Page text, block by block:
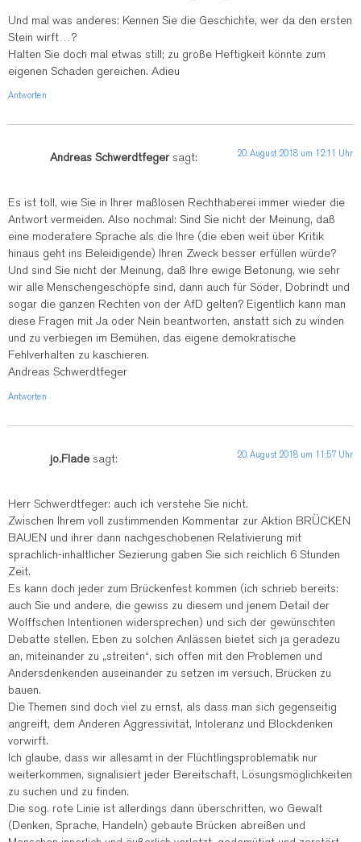
Und mal was anderes: Kennen Sie die Geschichte, wer da den ersten
Stein wirft…?
Halten Sie doch mal etwas still; zu große Heftigkeit könnte zum
eigenen Schaden gereichen. Adieu
Antworten
Andreas Schwerdtfeger sagt: 20. August 2018 um 12:11 Uhr
Es ist toll, wie Sie in Ihrer maßlosen Rechthaberei immer wieder die
Antwort vermeiden. Also nochmal: Sind Sie nicht der Meinung, daß
eine moderatere Sprache als die Ihre (die eben weit über Kritik
hinaus geht ins Beleidigende) Ihren Zweck besser erfüllen würde?
Und sind Sie nicht der Meinung, daß Ihre ewige Betonung, wie sehr
wir alle Menschengeschöpfe sind, dann auch für Söder, Dobrindt und
sogar die ganzen Rechten von der AfD gelten? Eigentlich kann man
diese Fragen mit Ja oder Nein beantworten, anstatt sich zu winden
und zu verbiegen im Bemühen, das eigene demokratische
Fehlverhalten zu kaschieren.
Andreas Schwerdtfeger
Antworten
jo.Flade sagt: 20. August 2018 um 11:57 Uhr
Herr Schwerdtfeger: auch ich verstehe Sie nicht.
Zwischen Ihrem voll zustimmenden Kommentar zur Aktion BRÜCKEN
BAUEN und ihrer dann nachgeschobenen Relativierung mit
sprachlich-inhaltlicher Sezierung gaben Sie sich reichlich 6 Stunden
Zeit.
Es kann doch jeder zum Brückenfest kommen (ich schrieb bereits:
auch Sie und andere, die gewiss zu diesem und jenem Detail der
Wolffschen Intentionen widersprechen) und sich der gewünschten
Debatte stellen. Eben zu solchen Anlässen bietet sich ja geradezu
an, miteinander zu „streiten“, sich offen mit den Problemen und
Andersdenkenden auseinander zu setzen im versuch, Brücken zu
bauen.
Die Themen sind doch viel zu ernst, als dass man sich gegenseitig
angreift, dem Anderen Aggressivität, Intoleranz und Blockdenken
vorwirft.
Ich glaube, dass wir allesamt in der Flüchtlingsproblematik nur
weiterkommen, signalisiert jeder Bereitschaft, Lösungsmöglichkeiten
zu suchen und zu finden.
Die sog. rote Linie ist allerdings dann überschritten, wo Gewalt
(Denken, Sprache, Handeln) gebaute Brücken abreißen und